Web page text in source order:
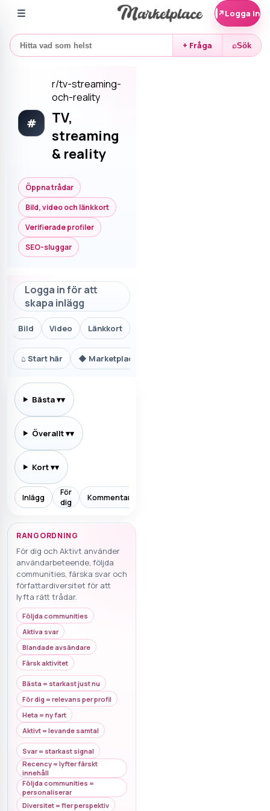
☰
+ Fråga ⌕Sök
↗Logga in
#
r/tv-streaming-
och-reality
TV,
streaming
& reality
Öppna trådar
Bild, video och länkkort
Verifierade profiler
SEO-sluggar
Logga in för att
skapa inlägg
Bild Video Länkkort
⌂ Start här ◆ Marketplace.se
Bästa▾
Överallt▾
Kort▾
Inlägg
För
dig
Kommentarer
RANGORDNING
För dig och Aktivt använder
användarbeteende, följda
communities, färska svar och
författardiversitet för att
lyfta rätt trådar.
Följda communities
Aktiva svar
Blandade avsändare
Färsk aktivitet
Bästa = starkast just nu
För dig = relevans per profil
Heta = ny fart
Aktivt = levande samtal
Svar = starkast signal
Recency = lyfter färskt
innehåll
Följda communities =
personaliserar
Diversitet = fler perspektiv